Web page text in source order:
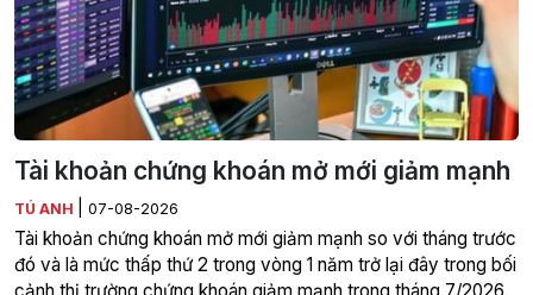
Tài khoản chứng khoán mở mới giảm mạnh
TÚ ANH 07-08-2026
Tài khoản chứng khoán mở mới giảm mạnh so với tháng trước
đó và là mức thấp thứ 2 trong vòng 1 năm trở lại đây trong bối